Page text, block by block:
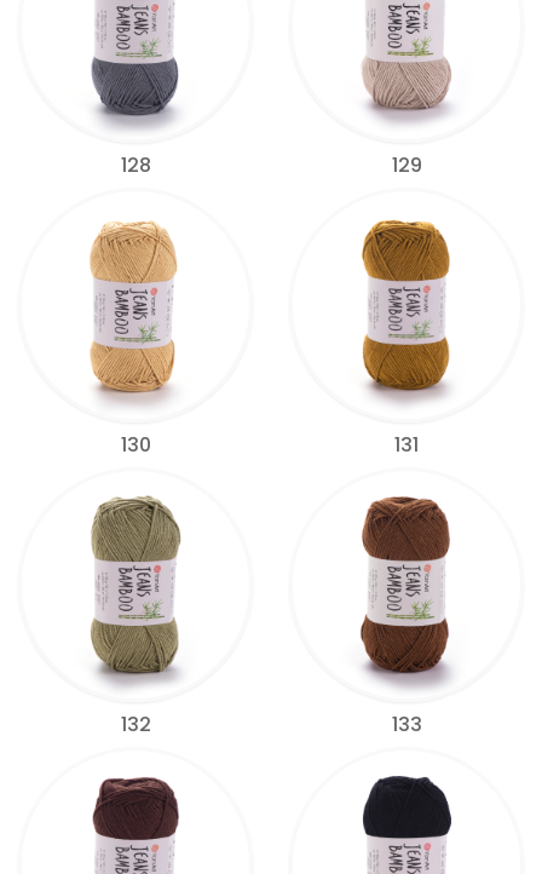
128 129
130 131
132 133